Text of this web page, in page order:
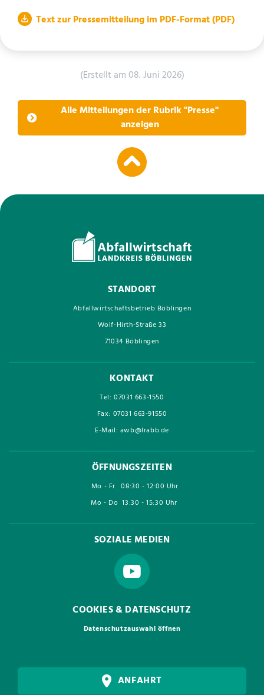
Text zur Pressemitteilung im PDF-Format(PDF)
(Erstellt am 08. Juni 2026)
Alle Mitteilungen der Rubrik "Presse"
anzeigen
STANDORT
Abfallwirtschaftsbetrieb Böblingen
Wolf-Hirth-Straße 33
71034 Böblingen
KONTAKT
Tel: 07031 663-1550
Fax: 07031 663-91550
E-Mail: awb@lrabb.de
ÖFFNUNGSZEITEN
Mo - Fr 08:30 - 12:00 Uhr
Mo - Do 13:30 - 15:30 Uhr
SOZIALE MEDIEN
COOKIES & DATENSCHUTZ
Datenschutzauswahl öffnen
ANFAHRT